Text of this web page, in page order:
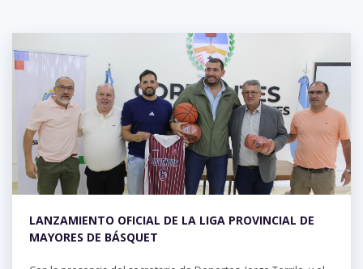
LANZAMIENTO OFICIAL DE LA LIGA PROVINCIAL DE
MAYORES DE BÁSQUET